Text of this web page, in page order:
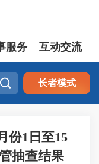
服务 互动交流
 长者模式
份1日至15
抽查结果